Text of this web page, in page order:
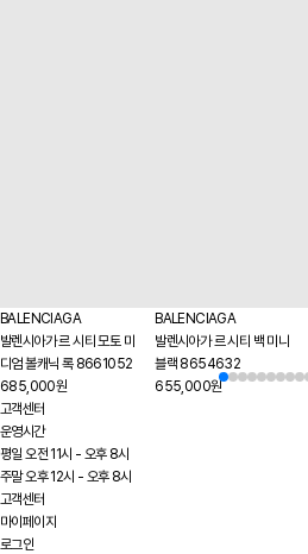
BALENCIAGA
발렌시아가 르 시티 모토 미
디엄 볼캐닉 록 8661052
685,000원
BALENCIAGA
발렌시아가 르 시티 백 미니
블랙 8654632
655,000원
고객센터
운영시간
평일 오전 11시 - 오후 8시
주말 오후 12시 - 오후 8시
고객센터
마이페이지
로그인